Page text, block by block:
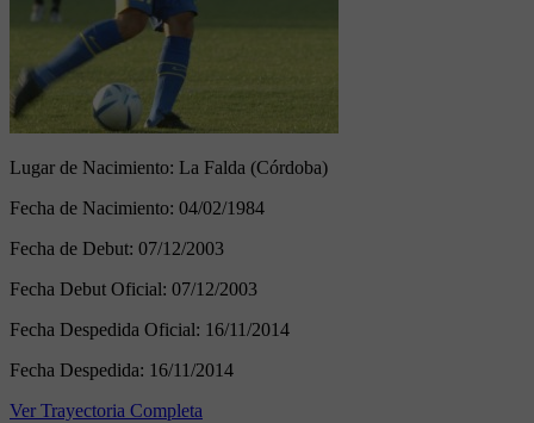
Lugar de Nacimiento: La Falda (Córdoba)
Fecha de Nacimiento: 04/02/1984
Fecha de Debut: 07/12/2003
Fecha Debut Oficial: 07/12/2003
Fecha Despedida Oficial: 16/11/2014
Fecha Despedida: 16/11/2014
Ver Trayectoria Completa